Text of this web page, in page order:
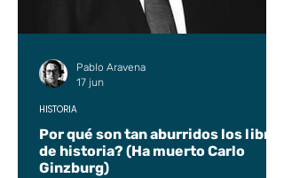
Por qué son tan aburridos los libros
de historia? (Ha muerto Carlo
Ginzburg)
HISTORIA
Pablo Aravena
17 jun